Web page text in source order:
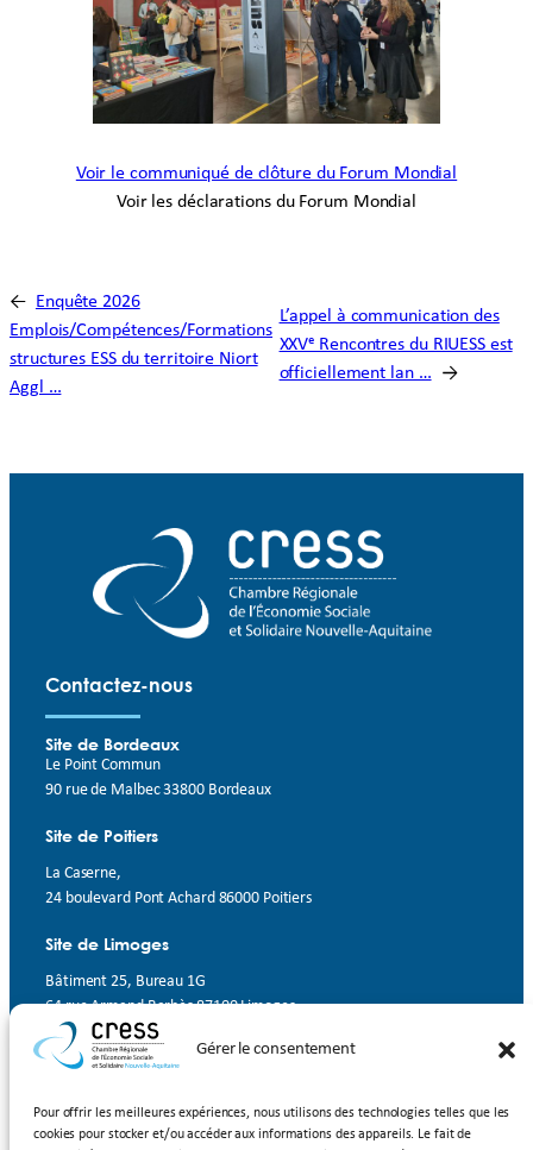
Gérer le consentement
Pour offrir les meilleures expériences, nous utilisons des technologies telles que les
cookies pour stocker et/ou accéder aux informations des appareils. Le fait de
Voir le communiqué de clôture du Forum Mondial
Voir les déclarations du Forum Mondial
←
Enquête 2026
Emplois/Compétences/Formations
structures ESS du territoire Niort
Aggl …
L’appel à communication des
XXVᵉ Rencontres du RIUESS est
officiellement lan …
→
Contactez-nous
Site de Bordeaux
Le Point Commun
90 rue de Malbec 33800 Bordeaux
Site de Poitiers
La Caserne,
24 boulevard Pont Achard 86000 Poitiers
Site de Limoges
Bâtiment 25, Bureau 1G
64 rue Armand Barbès 87100 Limoges
Contact